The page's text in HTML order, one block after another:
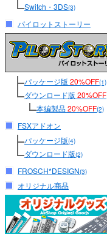
Switch・3DS(3)
パイロットストーリー
パッケージ版 20%OFF(1)
ダウンロード版 20%OFF
本編製品20%OFF(2)
FSXアドオン
パッケージ版(4)
ダウンロード版(2)
FROSCH*DESIGN(3)
オリジナル商品